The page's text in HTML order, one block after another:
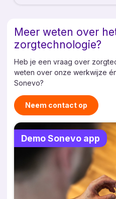
Meer weten over
zorgtechnologie?
Heb je een vraag over
weten over onze werkwijze
Sonevo?
Neem contact op
Demo Sonevo app